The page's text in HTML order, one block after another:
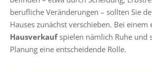
berufliche Veränderungen – sollten Sie
Hauses zunächst verschieben. Bei einem
Hausverkaufspielen nämlich Ruhe und
Planung eine entscheidende Rolle.